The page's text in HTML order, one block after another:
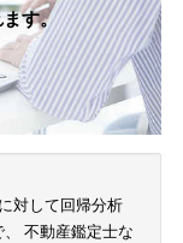
す。
対して回帰分析
不動産鑑定士な